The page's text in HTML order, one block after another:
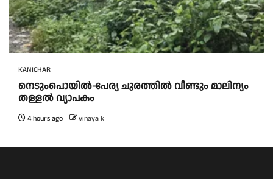
KANICHAR
നെടുംപൊയിൽ-പേര്യ ചുരത്തിൽ വീണ്ടും മാലിന്യം
തള്ളൽ വ്യാപകം
4 hours ago vinaya k